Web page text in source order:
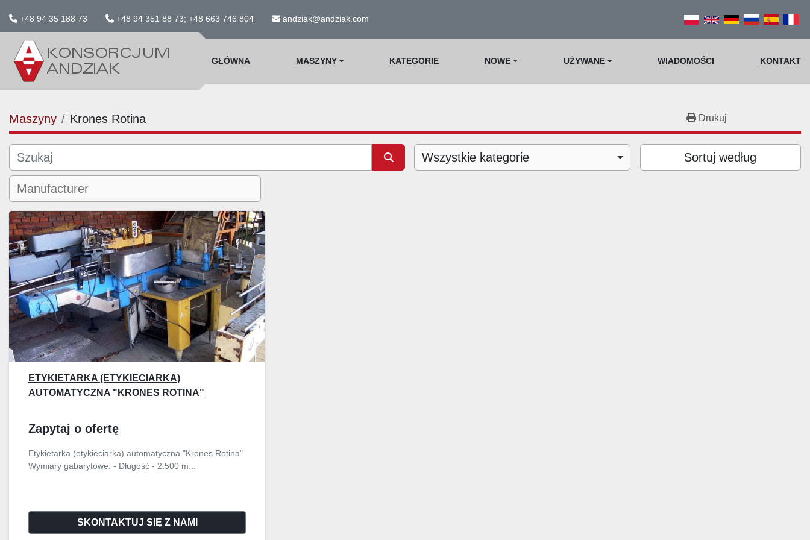
+48 94 35 188 73 +48 94 351 88 73; +48 663 746 804 andziak@andziak.com
GŁÓWNA MASZYNY KATEGORIE NOWE UŻYWANE WIADOMOŚCI KONTAKT
Maszyny Krones Rotina Drukuj
Wszystkie kategorie Sortuj według
ETYKIETARKA (ETYKIECIARKA)
AUTOMATYCZNA "KRONES ROTINA"
Zapytaj o ofertę
Etykietarka (etykieciarka) automatyczna "Krones Rotina"
Wymiary gabarytowe: - Długość - 2.500 m...
SKONTAKTUJ SIĘ Z NAMI